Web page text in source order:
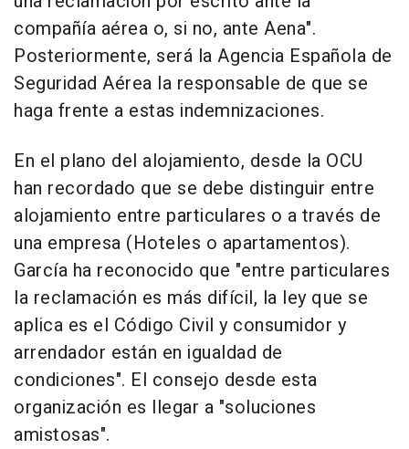
compañía aérea o, si no, ante Aena".
Posteriormente, será la Agencia Española de
Seguridad Aérea la responsable de que se
haga frente a estas indemnizaciones.
En el plano del alojamiento, desde la OCU
han recordado que se debe distinguir entre
alojamiento entre particulares o a través de
una empresa (Hoteles o apartamentos).
García ha reconocido que "entre particulares
la reclamación es más difícil, la ley que se
aplica es el Código Civil y consumidor y
arrendador están en igualdad de
condiciones". El consejo desde esta
organización es llegar a "soluciones
amistosas".